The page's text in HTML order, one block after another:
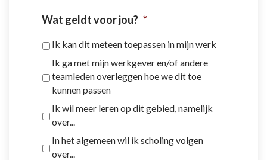
Wat geldt voor jou? *
Ik kan dit meteen toepassen in mijn werk
Ik ga met mijn werkgever en/of andere
teamleden overleggen hoe we dit toe
kunnen passen
Ik wil meer leren op dit gebied, namelijk
over...
In het algemeen wil ik scholing volgen
over...